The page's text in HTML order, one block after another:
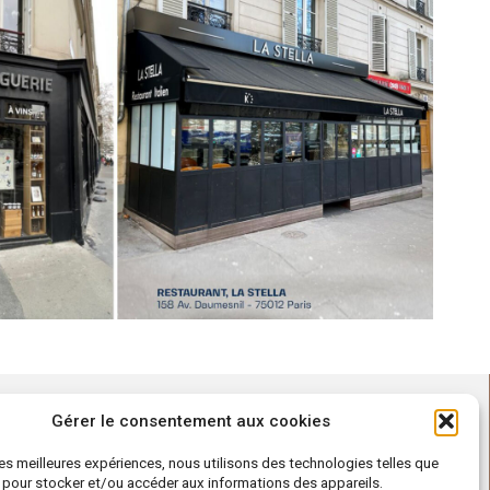
Gérer le consentement aux cookies
meilleures expériences, nous utilisons des technologies telles que
stocker et/ou accéder aux informations des appareils.
SLP COLOMBUS REIM
LE COIN PRESSE >